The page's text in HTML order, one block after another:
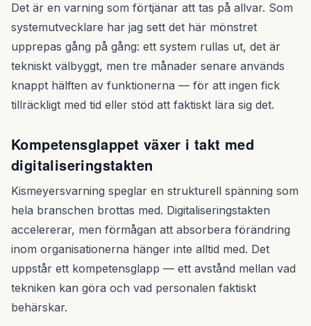
Det är en varning som förtjänar att tas på allvar. Som
systemutvecklare har jag sett det här mönstret
upprepas gång på gång: ett system rullas ut, det är
tekniskt välbyggt, men tre månader senare används
knappt hälften av funktionerna — för att ingen fick
tillräckligt med tid eller stöd att faktiskt lära sig det.
Kompetensglappet växer i takt med
digitaliseringstakten
Kismeyersvarning speglar en strukturell spänning som
hela branschen brottas med. Digitaliseringstakten
accelererar, men förmågan att absorbera förändring
inom organisationerna hänger inte alltid med. Det
uppstår ett kompetensglapp — ett avstånd mellan vad
tekniken kan göra och vad personalen faktiskt
behärskar.